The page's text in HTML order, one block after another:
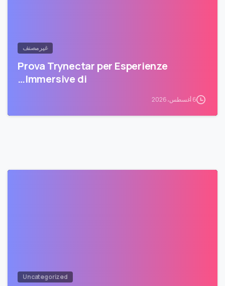
غير مصنف
Prova Trynectar per Esperienze
Immersive di…
6 أغسطس، 2026
Uncategorized